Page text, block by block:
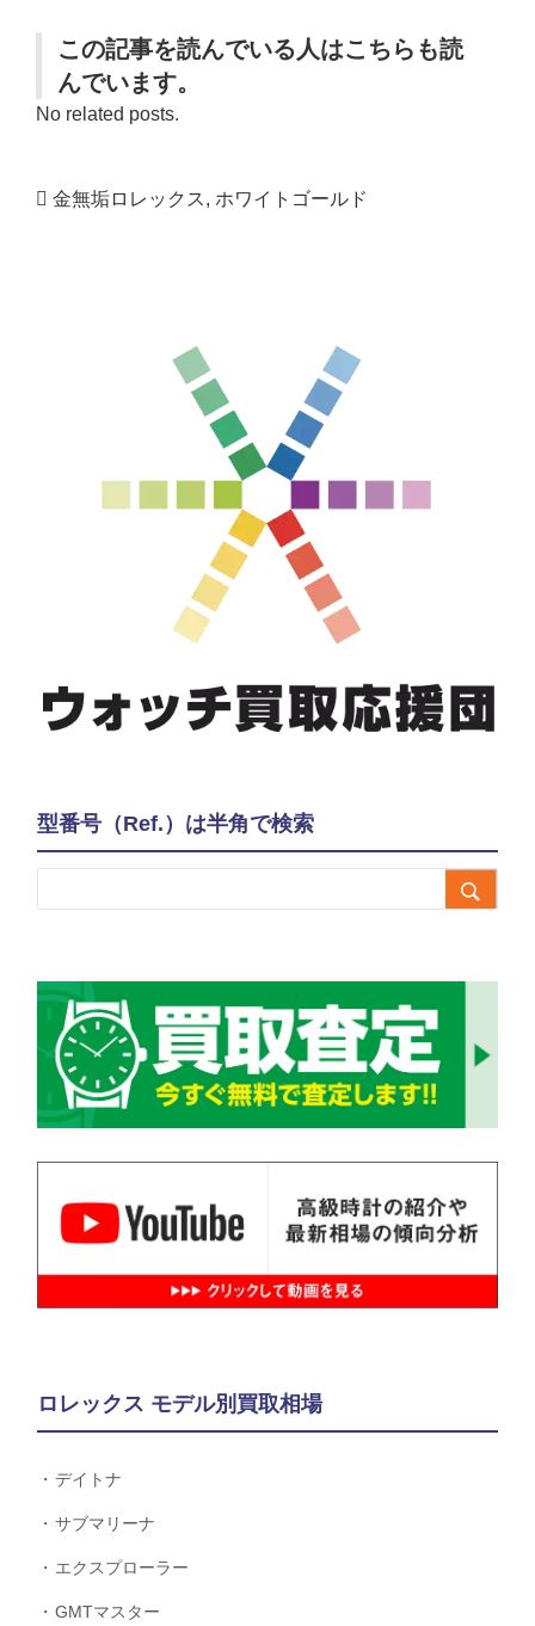
この記事を読んでいる人はこちらも読
んでいます。
No related posts.
金無垢ロレックス, ホワイトゴールド
型番号（Ref.）は半角で検索

ロレックス モデル別買取相場
デイトナ
サブマリーナ
エクスプローラー
GMTマスター